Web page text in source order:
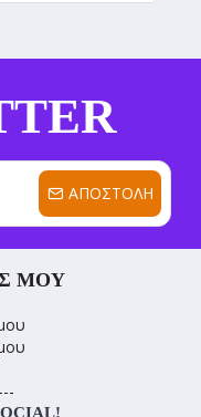
ΑΠΟΣΤΟΛΉ
ΜΟΥ